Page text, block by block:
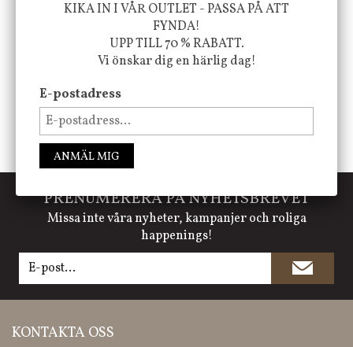
FÖLJ OSS PÅ INSTAGRAM @JBHOME
PRENUMERERA PÅ NYHETSBREVET
Missa inte våra nyheter, kampanjer och roliga
happenings!
KONTAKTA OSS
KIKA IN I VÅR OUTLET - PASSA PÅ ATT
FYNDA!
UPP TILL 70 % RABATT.
Vi önskar dig en härlig dag!
E-postadress
ANMÄL MIG